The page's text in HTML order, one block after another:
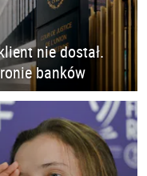
nie dostał.
banków